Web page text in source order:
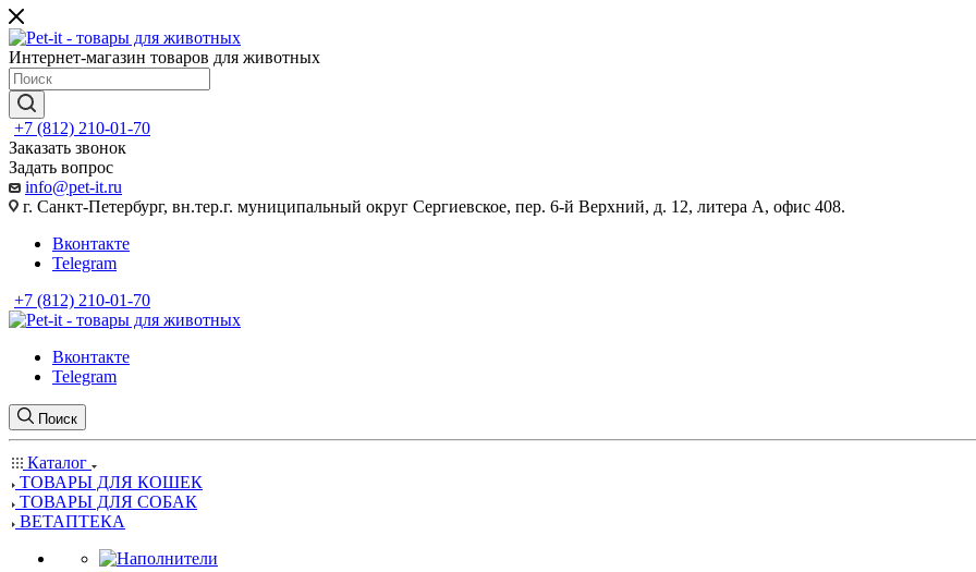
Интернет-магазин товаров для животных
+7 (812) 210-01-70
Заказать звонок
Задать вопрос
info@pet-it.ru
г. Санкт-Петербург, вн.тер.г. муниципальный округ Сергиевское, пер. 6-й Верхний, д. 12, литера А, офис 408.
Вконтакте
Telegram
+7 (812) 210-01-70
Вконтакте
Telegram
Поиск
Каталог
ТОВАРЫ ДЛЯ КОШЕК
ТОВАРЫ ДЛЯ СОБАК
ВЕТАПТЕКА